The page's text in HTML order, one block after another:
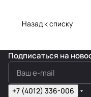
Назад к списку
Подписаться на
+7 (4012) 336-006